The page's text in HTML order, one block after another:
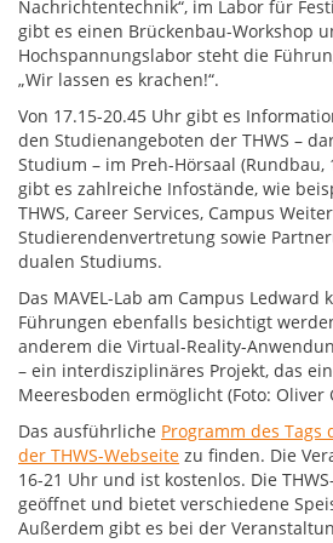
Nachrichtentechnik“, im Labor für
gibt es einen Brückenbau-Workshop
Hochspannungslabor steht die
„Wir lassen es krachen!“.
Von 17.15-20.45 Uhr gibt es
den Studienangeboten der THWS –
Studium – im Preh-Hörsaal (Rundbau,
gibt es zahlreiche Infostände, wie
THWS, Career Services, Campus
Studierendenvertretung sowie
dualen Studiums.
Das MAVEL-Lab am Campus Ledward
Führungen ebenfalls besichtigt
anderem die Virtual-Reality-
– ein interdisziplinäres Projekt, das
Meeresboden ermöglicht (Foto: Oliver
Das ausführliche Programm des
der THWS-Webseite zu finden. Die
16-21 Uhr und ist kostenlos. Die
geöffnet und bietet verschiedene
Außerdem gibt es bei der